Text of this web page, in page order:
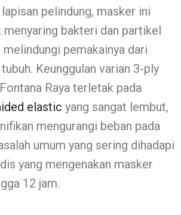
pelindung, masker ini
menyaring bakteri dan partikel
pemakainya dari
Keunggulan varian 3-ply
Raya terletak pada
elastic yang sangat lembut,
mengurangi beban pada
umum yang sering dihadapi
yang mengenakan masker
12 jam.